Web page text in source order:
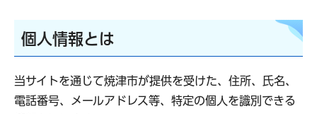
個人情報とは
当サイトを通じて焼津市が提供を受けた、住所、氏名、
電話番号、メールアドレス等、特定の個人を識別できる